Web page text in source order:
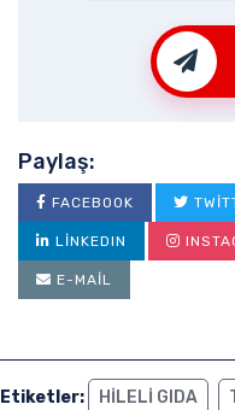
Paylaş:
FACEBOOK
LINKEDIN
E-MAIL
Etiketler: HILELI GIDA